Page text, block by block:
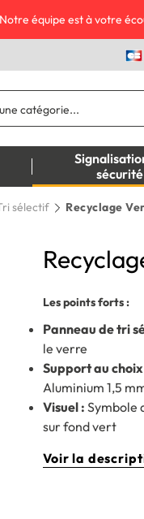
Notre équipe est à votre
sécurité
sélectif Recyclage
Les points forts :
Panneau de tri
le verre
Support au
Aluminium 1,5
Visuel : Symbole
sur fond vert
Voir la